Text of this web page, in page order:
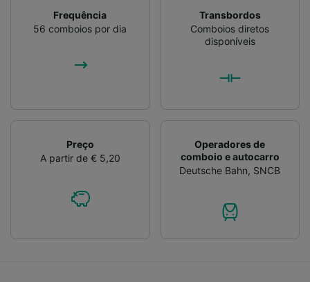
Frequência
56 comboios por dia
Transbordos
Comboios diretos
disponíveis
Preço
A partir de € 5,20
Operadores de
comboio e autocarro
Deutsche Bahn, SNCB